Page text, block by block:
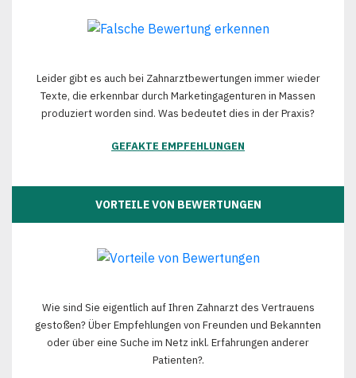
Leider gibt es auch bei Zahnarztbewertungen immer wieder
Texte, die erkennbar durch Marketingagenturen in Massen
produziert worden sind. Was bedeutet dies in der Praxis?
GEFAKTE EMPFEHLUNGEN
VORTEILE VON BEWERTUNGEN
Wie sind Sie eigentlich auf Ihren Zahnarzt des Vertrauens
gestoßen? Über Empfehlungen von Freunden und Bekannten
oder über eine Suche im Netz inkl. Erfahrungen anderer
Patienten?.